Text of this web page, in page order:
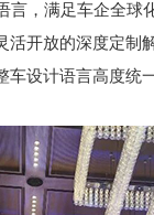
，满足车企全球
放的深度定制
设计语言高度统一